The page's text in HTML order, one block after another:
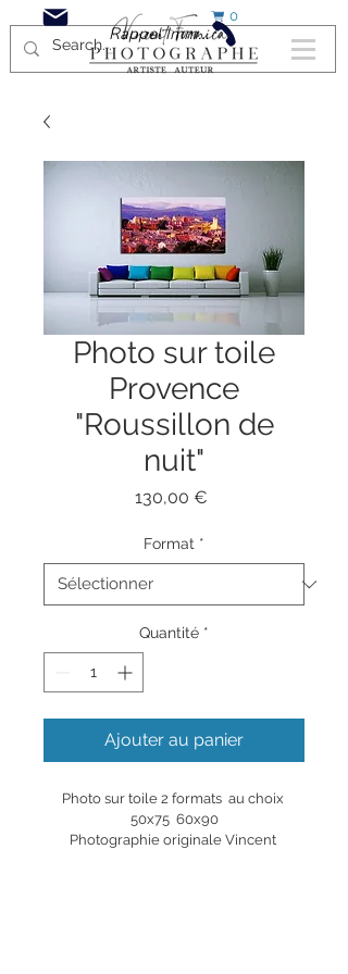
0
Rappel Immédiat
Photo sur toile
Provence
"Roussillon de
nuit"
130,00 €
Format *
Quantité *
Ajouter au panier
Photo sur toile 2 formats  au choix
50x75  60x90
Photographie originale Vincent